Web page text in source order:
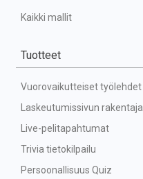
Kaikki mallit
Tuotteet
Vuorovaikutteiset työlehdet
Laskeutumissivun rakentaja
Live-pelitapahtumat
Trivia tietokilpailu
Persoonallisuus Quiz